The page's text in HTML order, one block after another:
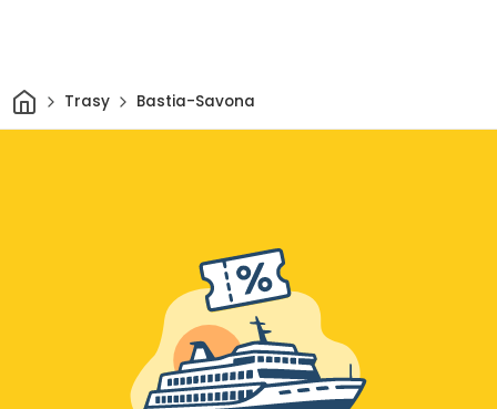
DomTrasy Bastia-Savona